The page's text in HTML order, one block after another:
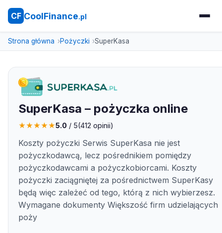
CF CoolFinance.pl
Strona główna Pożyczki SuperKasa
SuperKasa – pożyczka online
★★★★★5.0 / 5(412 opinii)
Koszty pożyczki Serwis SuperKasa nie jest
pożyczkodawcą, lecz pośrednikiem pomiędzy
pożyczkodawcami a pożyczkobiorcami. Koszty
pożyczki zaciągniętej za pośrednictwem SuperKasy
będą więc zależeć od tego, którą z nich wybierzesz.
Wymagane dokumenty Większość firm udzielających
poży